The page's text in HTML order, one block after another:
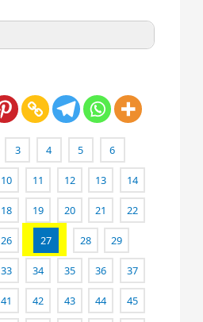
3 4 5 6
10 11 12 13 14
18 19 20 21 22
26 27 28 29
33 34 35 36 37
41 42 43 44 45